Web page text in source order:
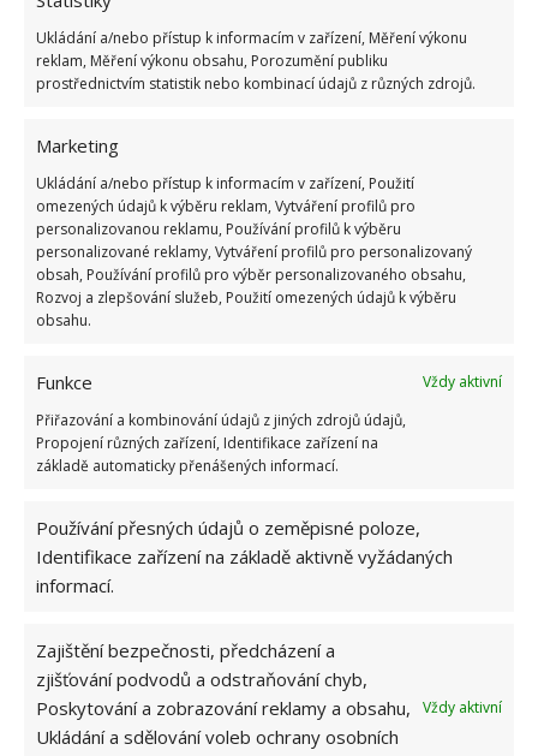
Ukládání a/nebo přístup k informacím v zařízení, Měření výkonu
reklam, Měření výkonu obsahu, Porozumění publiku
prostřednictvím statistik nebo kombinací údajů z různých zdrojů.
Marketing
Ukládání a/nebo přístup k informacím v zařízení, Použití
omezených údajů k výběru reklam, Vytváření profilů pro
personalizovanou reklamu, Používání profilů k výběru
personalizované reklamy, Vytváření profilů pro personalizovaný
obsah, Používání profilů pro výběr personalizovaného obsahu,
Rozvoj a zlepšování služeb, Použití omezených údajů k výběru
obsahu.
Funkce
Vždy aktivní
Přiřazování a kombinování údajů z jiných zdrojů údajů,
Propojení různých zařízení, Identifikace zařízení na
základě automaticky přenášených informací.
Používání přesných údajů o zeměpisné poloze,
Identifikace zařízení na základě aktivně vyžádaných
informací.
Zajištění bezpečnosti, předcházení a
zjišťování podvodů a odstraňování chyb,
Poskytování a zobrazování reklamy a obsahu,
Ukládání a sdělování voleb ochrany osobních
Vždy aktivní
DŘEVO KAMNA KRB OHEŇ
Absolvent České zemědělské
univerzity, který je již od malička
velkým kutilem. V podstatě vše, co je